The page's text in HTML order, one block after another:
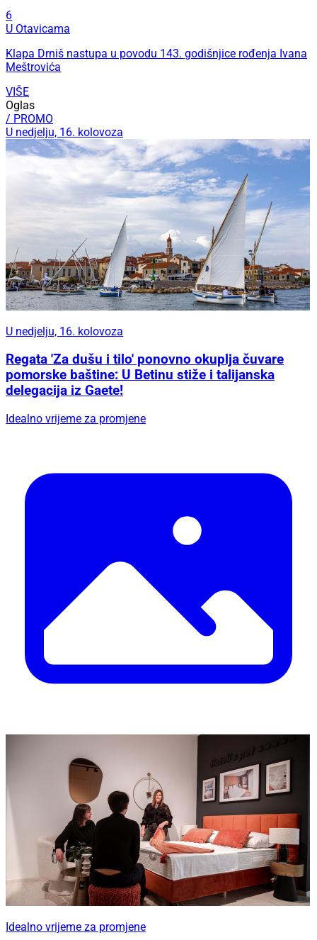
6
U Otavicama
Klapa Drniš nastupa u povodu 143. godišnjice rođenja Ivana
Meštrovića
VIŠE
Oglas
/ PROMO
U nedjelju, 16. kolovoza
U nedjelju, 16. kolovoza
Regata 'Za dušu i tilo' ponovno okuplja čuvare
pomorske baštine: U Betinu stiže i talijanska
delegacija iz Gaete!
Idealno vrijeme za promjene
Idealno vrijeme za promjene